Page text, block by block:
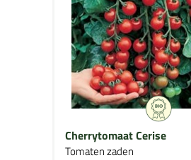
Cherrytomaat Cerise
Tomaten zaden